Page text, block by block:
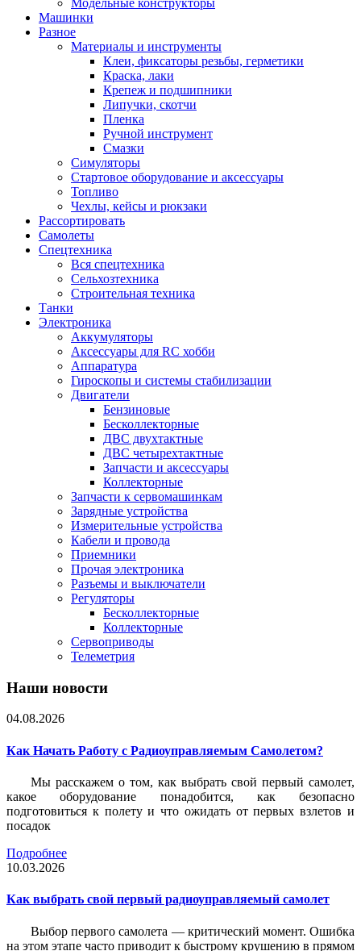
Модельные конструкторы
Машинки
Разное
Материалы и инструменты
Клеи, фиксаторы резьбы, герметики
Краска, лаки
Крепеж и подшипники
Липучки, скотчи
Пленка
Ручной инструмент
Смазки
Симуляторы
Стартовое оборудование и аксессуары
Топливо
Чехлы, кейсы и рюкзаки
Рассортировать
Самолеты
Спецтехника
Вся спецтехника
Сельхозтехника
Строительная техника
Танки
Электроника
Аккумуляторы
Аксессуары для RC хобби
Аппаратура
Гироскопы и системы стабилизации
Двигатели
Бензиновые
Бесколлекторные
ДВС двухтактные
ДВС четырехтактные
Запчасти и аксессуары
Коллекторные
Запчасти к сервомашинкам
Зарядные устройства
Измерительные устройства
Кабели и провода
Приемники
Прочая электроника
Разъемы и выключатели
Регуляторы
Бесколлекторные
Коллекторные
Сервоприводы
Телеметрия
Наши новости
04.08.2026
Как Начать Работу с Радиоуправляемым Самолетом?
Мы расскажем о том, как выбрать свой первый самолет,
какое оборудование понадобится, как безопасно
подготовиться к полету и что ожидать от первых взлетов и
посадок
Подробнее
10.03.2026
Как выбрать свой первый радиоуправляемый самолет
Выбор первого самолета — критический момент. Ошибка
на этом этапе часто приводит к быстрому крушению в прямом